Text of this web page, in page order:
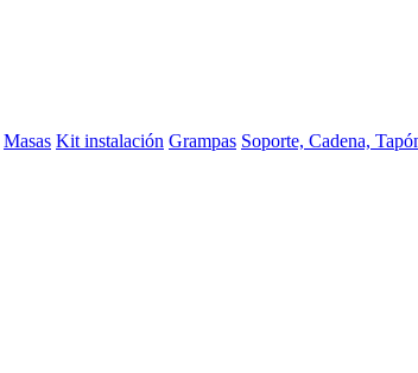
Masas Kit instalación Grampas Soporte, Cadena,